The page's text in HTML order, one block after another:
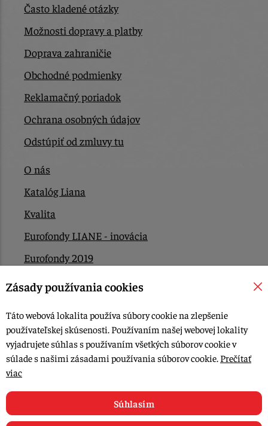
Často kladené otázky
Možnosti dopravy a platby
Doprava zahraničie
Obchodné podmienky
Reklamačný poriadok
Ochrana osobných údajov
Odstúpiť od zmluvy tu
O nás
Katalóg Liana
Kvalita
Eurofondy LIANE - inovácia
Eurofondy 2019
Eurofondy 2022/2023
Kontakt
© 2015-2026, LIANA GOLIAŠ s.r.o. všetky práva vyhradené.
Upraviť nastavenia Cookies
Zásady používania cookies
Táto webová lokalita používa súbory cookie na zlepšenie
používateľskej skúsenosti. Používaním našej webovej lokality
vyjadrujete súhlas s používaním všetkých súborov cookie v
súlade s našimi zásadami používania súborov cookie. Prečítať
viac
Súhlasím